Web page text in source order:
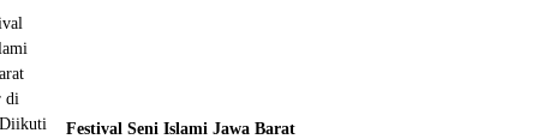
Festival Seni Islami Jawa Barat